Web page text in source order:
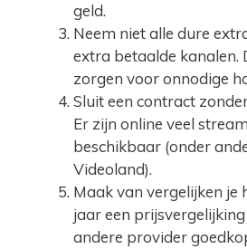
geld.
Neem niet alle dure
extra betaalde kanalen.
zorgen voor onnodige
Sluit een contract
Er zijn online veel
beschikbaar (onder
Videoland).
Maak van vergelijken je
jaar een
andere provider